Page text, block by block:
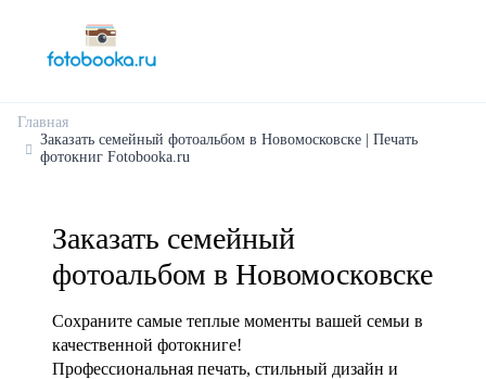
Главная
Заказать семейный фотоальбом в Новомосковске | Печать
фотокниг Fotobooka.ru
Заказать семейный
фотоальбом в Новомосковске
Сохраните самые теплые моменты вашей семьи в
качественной фотокниге!
Профессиональная печать, стильный дизайн и